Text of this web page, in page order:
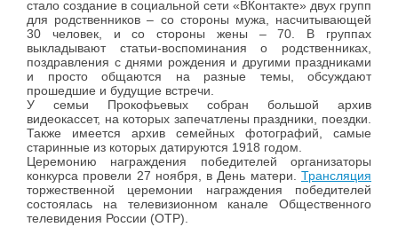
стало создание в социальной сети «ВКонтакте» двух групп
для родственников – со стороны мужа, насчитывающей
30 человек, и со стороны жены – 70. В группах
выкладывают статьи-воспоминания о родственниках,
поздравления с днями рождения и другими праздниками
и просто общаются на разные темы, обсуждают
прошедшие и будущие встречи.
У семьи Прокофьевых собран большой архив
видеокассет, на которых запечатлены праздники, поездки.
Также имеется архив семейных фотографий, самые
старинные из которых датируются 1918 годом.
Церемонию награждения победителей организаторы
конкурса провели 27 ноября, в День матери. Трансляция
торжественной церемонии награждения победителей
состоялась на телевизионном канале Общественного
телевидения России (ОТР).